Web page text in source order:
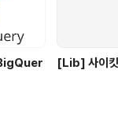
[Lib] 사이